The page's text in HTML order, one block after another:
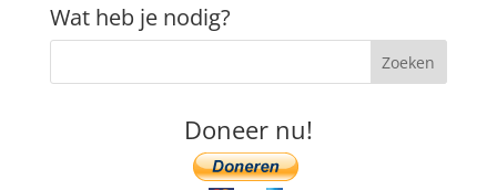
Wat heb je nodig?
Doneer nu!